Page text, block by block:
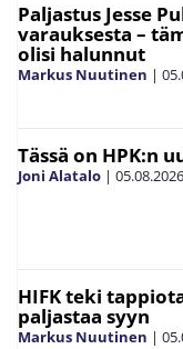
Paljastus Jesse
varauksesta –
olisi halunnut
Markus Nuutinen |
Tässä on HPK:n
Joni Alatalo | 05.08.2026
HIFK teki
paljastaa syyn
Markus Nuutinen |